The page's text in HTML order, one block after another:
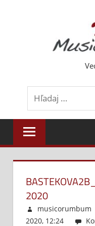
2020
musicorumbum
2020, 12:24